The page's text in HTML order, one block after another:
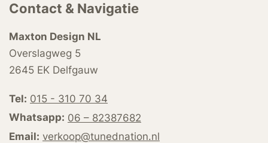
Contact & Navigatie
Maxton Design NL
Overslagweg 5
2645 EK Delfgauw
Tel: 015 - 310 70 34
Whatsapp: 06 – 82387682
Email: verkoop@tunednation.nl